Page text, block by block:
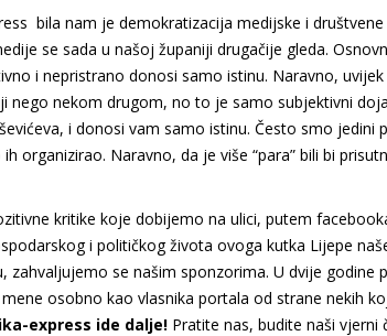
bila nam je demokratizacija medijske i društvene
se sada u našoj županiji drugačije gleda.
i nepristrano donosi samo istinu. Naravno,
nego nekom drugom, no to je samo subjektivni
i donosi vam samo istinu. Često smo jedini
organizirao. Naravno, da je više “para” bili bi
kritike koje dobijemo na ulici, putem
i političkog života ovoga kutka Lijepe
zahvaljujemo se našim sponzorima. U dvije godine
osobno kao vlasnika portala od strane nekih
express ide dalje! Pratite nas, budite naši